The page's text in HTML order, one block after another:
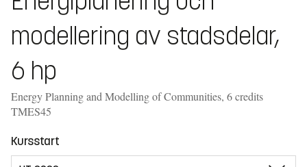
modellering av stadsdelar,
6 hp
Energy Planning and Modelling of Communities, 6 credits
TMES45
Kursstart